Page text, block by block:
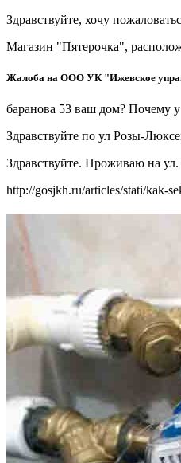
Здравствуйте, хочу
Магазин "Пятерочка",
Жалоба на ООО УК "Ижевское
баранова 53 ваш дом? Почему
Здравствуйте по ул Розы-
Здравствуйте. Проживаю на
http://gosjkh.ru/articles/stati/kak-